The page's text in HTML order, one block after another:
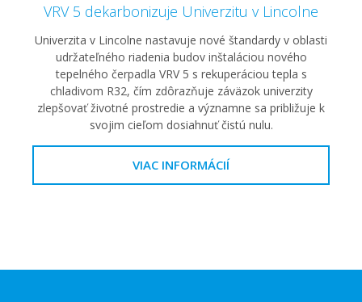
VRV 5 dekarbonizuje Univerzitu v Lincolne
Univerzita v Lincolne nastavuje nové štandardy v oblasti
udržateľného riadenia budov inštaláciou nového
tepelného čerpadla VRV 5 s rekuperáciou tepla s
chladivom R32, čím zdôrazňuje záväzok univerzity
zlepšovať životné prostredie a významne sa približuje k
svojim cieľom dosiahnuť čistú nulu.
VIAC INFORMÁCIÍ